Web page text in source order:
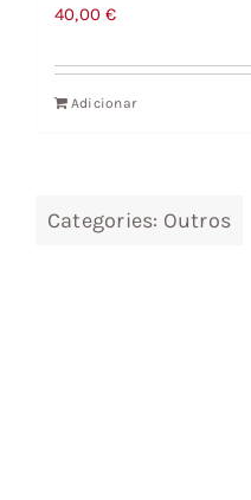
40,00€
Adicionar
Categories: Outros